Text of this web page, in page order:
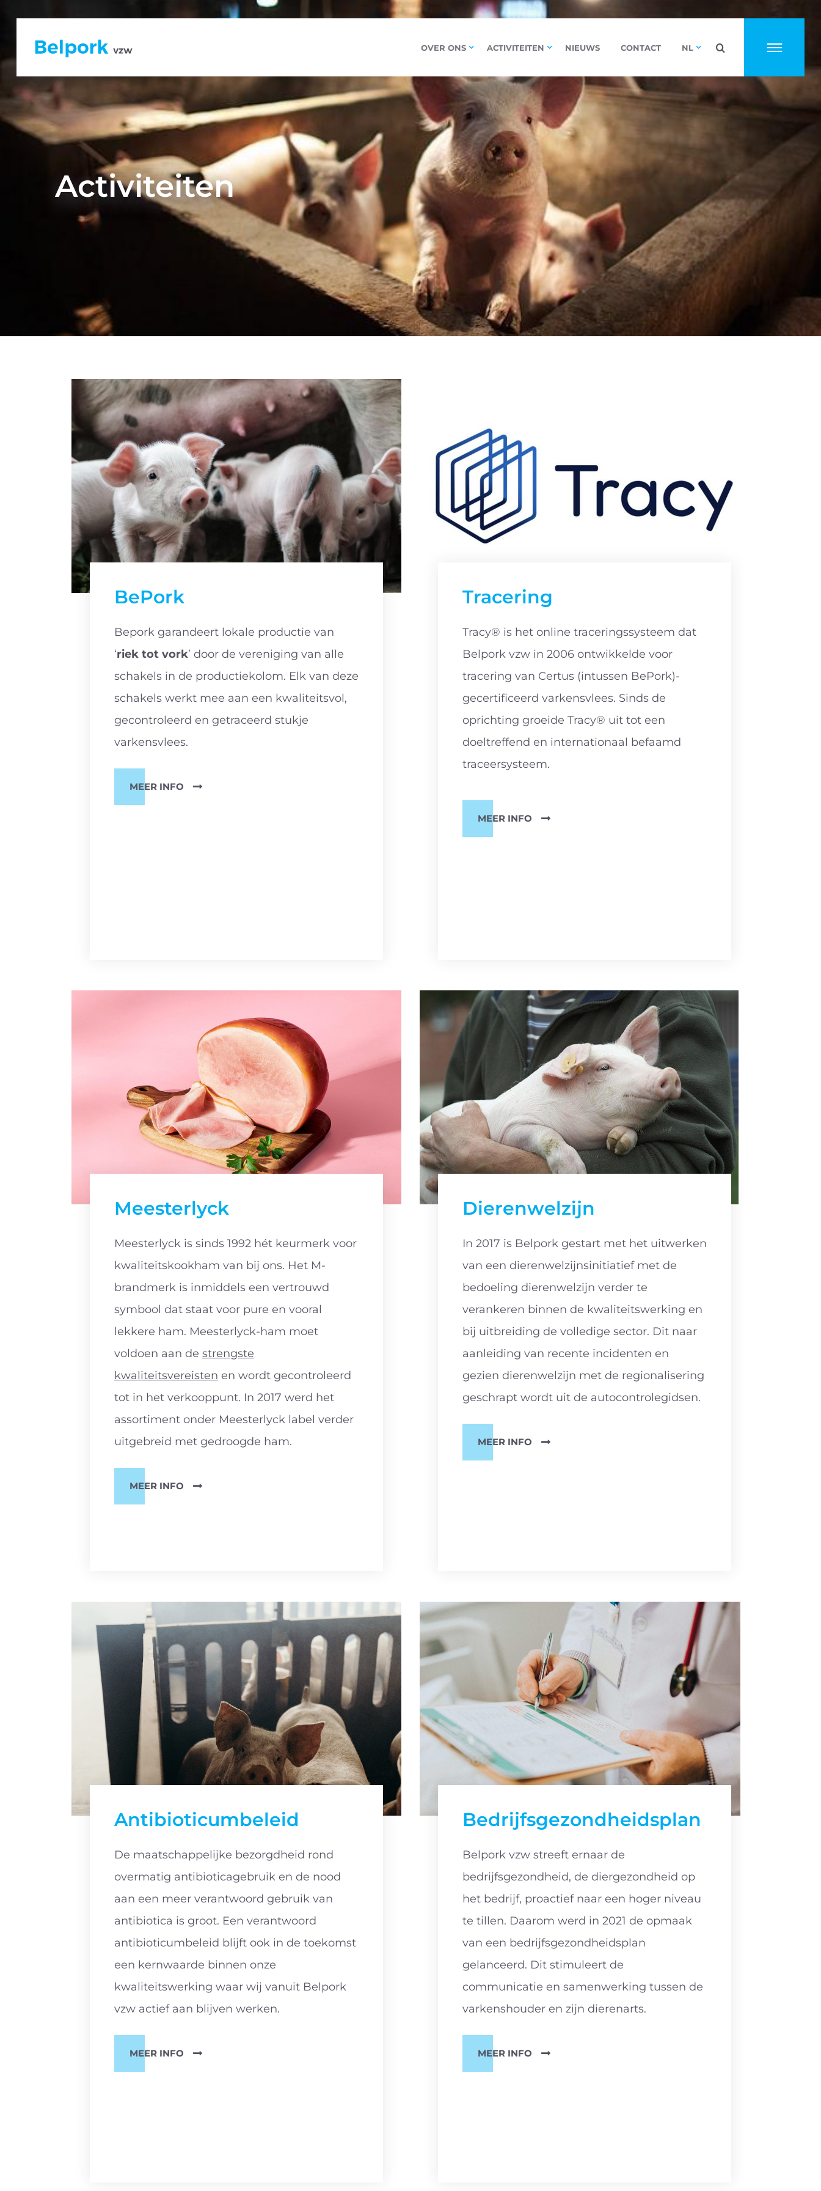
OVER ONS ACTIVITEITEN NIEUWS CONTACT NL
Activiteiten
BePork
Bepork garandeert lokale productie van
‘riek tot vork’ door de vereniging van alle
schakels in de productiekolom. Elk van deze
schakels werkt mee aan een kwaliteitsvol,
gecontroleerd en getraceerd stukje
varkensvlees.
MEER INFO
Tracering
Tracy® is het online traceringssysteem dat
Belpork vzw in 2006 ontwikkelde voor
tracering van Certus (intussen BePork)-
gecertificeerd varkensvlees. Sinds de
oprichting groeide Tracy® uit tot een
doeltreffend en internationaal befaamd
traceersysteem.
MEER INFO
Meesterlyck
Meesterlyck is sinds 1992 hét keurmerk voor
kwaliteitskookham van bij ons. Het M-
brandmerk is inmiddels een vertrouwd
symbool dat staat voor pure en vooral
lekkere ham. Meesterlyck-ham moet
voldoen aan de strengste
kwaliteitsvereisten en wordt gecontroleerd
tot in het verkooppunt. In 2017 werd het
assortiment onder Meesterlyck label verder
uitgebreid met gedroogde ham.
MEER INFO
Dierenwelzijn
In 2017 is Belpork gestart met het uitwerken
van een dierenwelzijnsinitiatief met de
bedoeling dierenwelzijn verder te
verankeren binnen de kwaliteitswerking en
bij uitbreiding de volledige sector. Dit naar
aanleiding van recente incidenten en
gezien dierenwelzijn met de regionalisering
geschrapt wordt uit de autocontrolegidsen.
MEER INFO
Antibioticumbeleid
De maatschappelijke bezorgdheid rond
overmatig antibioticagebruik en de nood
aan een meer verantwoord gebruik van
antibiotica is groot. Een verantwoord
antibioticumbeleid blijft ook in de toekomst
een kernwaarde binnen onze
kwaliteitswerking waar wij vanuit Belpork
vzw actief aan blijven werken.
MEER INFO
Bedrijfsgezondheidsplan
Belpork vzw streeft ernaar de
bedrijfsgezondheid, de diergezondheid op
het bedrijf, proactief naar een hoger niveau
te tillen. Daarom werd in 2021 de opmaak
van een bedrijfsgezondheidsplan
gelanceerd. Dit stimuleert de
communicatie en samenwerking tussen de
varkenshouder en zijn dierenarts.
MEER INFO